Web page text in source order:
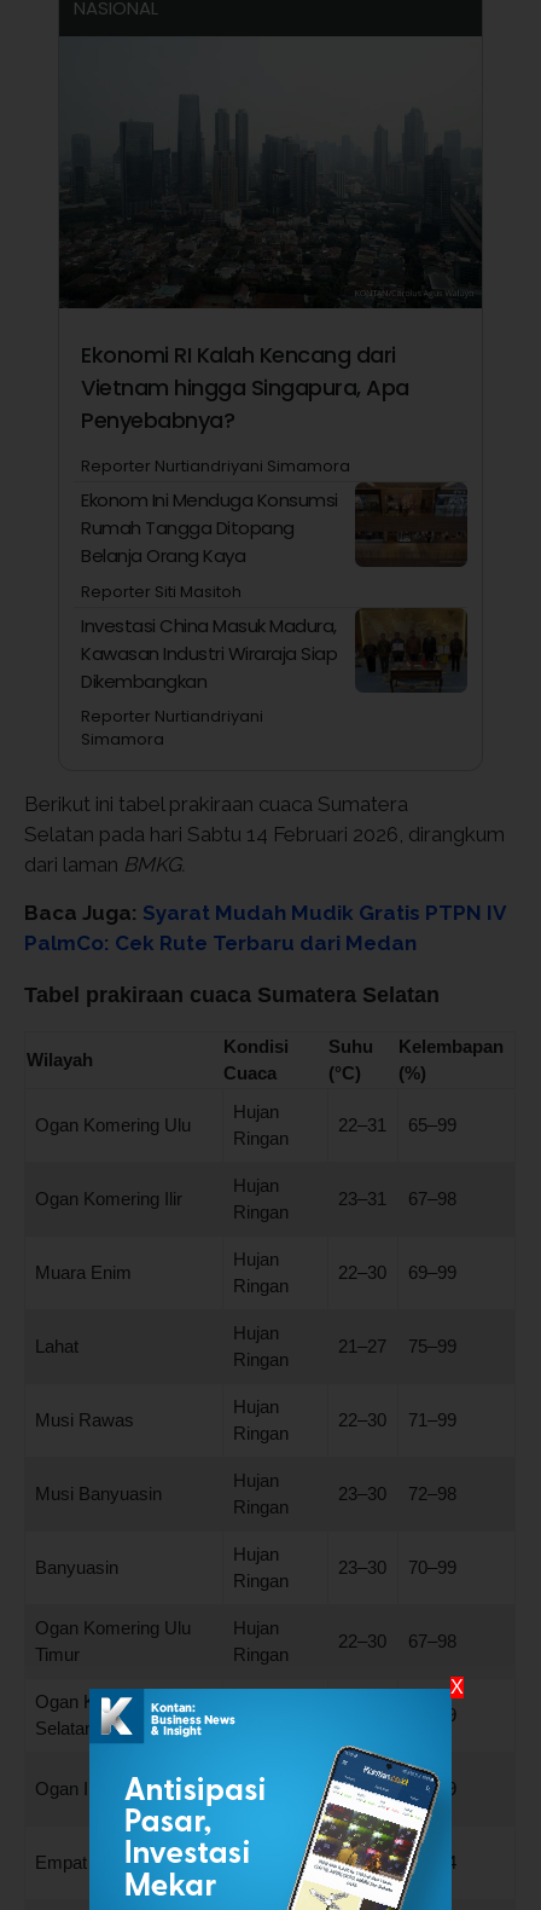
NASIONAL
Ekonomi RI Kalah Kencang dari
Vietnam hingga Singapura, Apa
Penyebabnya?
Reporter Nurtiandriyani Simamora
Ekonom Ini Menduga Konsumsi
Rumah Tangga Ditopang
Belanja Orang Kaya
Reporter Siti Masitoh
Investasi China Masuk Madura,
Kawasan Industri Wiraraja Siap
Dikembangkan
Reporter Nurtiandriyani
Simamora
Berikut ini tabel prakiraan cuaca Sumatera
Selatan pada hari Sabtu 14 Februari 2026, dirangkum
dari laman BMKG.
Baca Juga: Syarat Mudah Mudik Gratis PTPN IV
PalmCo: Cek Rute Terbaru dari Medan
Tabel prakiraan cuaca Sumatera Selatan
Wilayah
Kondisi
Cuaca
Suhu
(°C)
Kelembapan
(%)
Ogan Komering Ulu
Hujan
Ringan
22–31 65–99
Ogan Komering Ilir
Hujan
Ringan
23–31 67–98
Muara Enim
Hujan
Ringan
22–30 69–99
Lahat
Hujan
Ringan
21–27 75–99
Musi Rawas
Hujan
Ringan
22–30 71–99
Musi Banyuasin
Hujan
Ringan
23–30 72–98
Banyuasin
Hujan
Ringan
23–30 70–99
Ogan Komering Ulu
Timur
Hujan
Ringan
22–30 67–98
Ogan Komering Ulu
Selatan
Ringan
64–99
Ogan Ilir
Hujan
Ringan
23–31 69–99
Empat Lawang
Hujan
21–27 73–94
X